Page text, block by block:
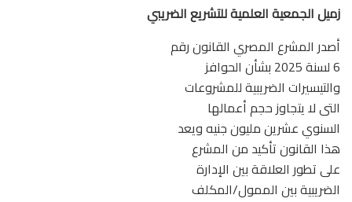
زميل الجمعية العلمية للتشريع الضريبي
أصدر المشرع المصري القانون رقم
6 لسنة 2025 بشأن الحوافز
والتيسيرات الضريبية للمشروعات
التى لا يتجاوز حجم أعمالها
السنوي عشرين مليون جنيه ويعد
هذا القانون تأكيد من المشرع
على تطور العلاقة بين الإدارة
الضريبية بين الممول/المكلف